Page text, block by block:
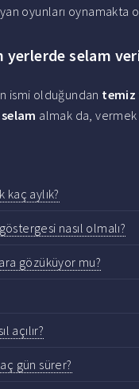
oyunları oynamakta
yerlerde selam
ismi olduğundan temiz
almak da,
kaç aylık?
nasıl olmalı?
gözüküyor mu?
açılır?
gün sürer?